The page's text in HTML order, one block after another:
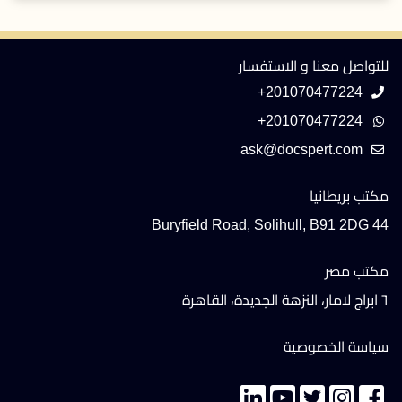
للتواصل معنا و الاستفسار
+201070477224
+201070477224
مكتب بريطانيا
44 Buryfield Road, Solihull, B91 2DG
مكتب مصر
٦ ابراج لامار، النزهة الجديدة، القاهرة
سياسة الخصوصية